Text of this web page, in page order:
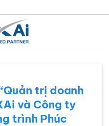
trị doanh
và Công ty
trình Phúc